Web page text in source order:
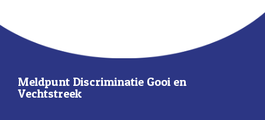
Meldpunt Discriminatie Gooi en
Vechtstreek